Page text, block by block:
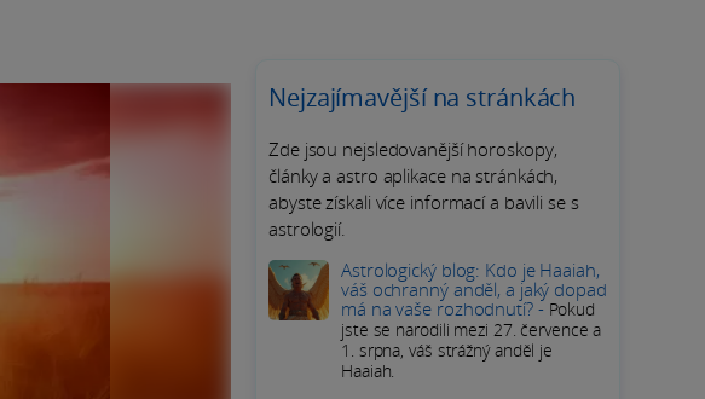
Nejzajímavější na stránkách
Zde jsou nejsledovanější horoskopy,
články a astro aplikace na stránkách,
abyste získali více informací a bavili se s
astrologií.
Astrologický blog: Kdo je Haaiah,
váš ochranný anděl, a jaký dopad
má na vaše rozhodnutí? - Pokud
jste se narodili mezi 27. července a
1. srpna, váš strážný anděl je
Haaiah.